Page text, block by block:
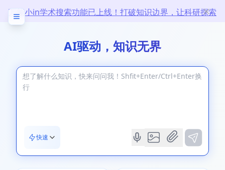
万能小in学术搜索功能已上线！打破知识边界，让科研探索
AI驱动，知识无界
快速